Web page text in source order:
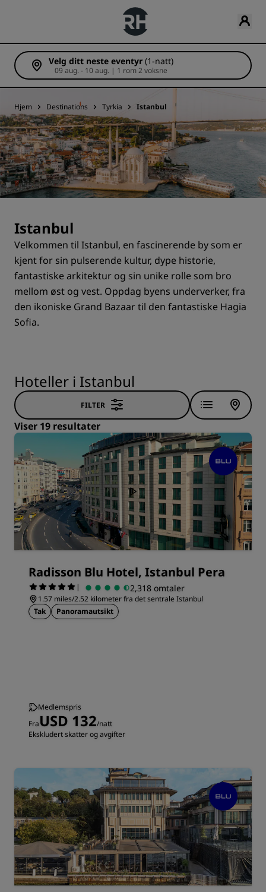
Velg ditt neste eventyr (1-natt)
09 aug. - 10 aug. | 1 rom 2 voksne
Hjem Destinations Tyrkia Istanbul
Istanbul
Velkommen til Istanbul, en fascinerende by som er
kjent for sin pulserende kultur, dype historie,
fantastiske arkitektur og sin unike rolle som bro
mellom øst og vest. Oppdag byens underverker, fra
den ikoniske Grand Bazaar til den fantastiske Hagia
Sofia.
Hoteller i Istanbul
FILTER
Viser 19 resultater
Radisson Blu Hotel, Istanbul Pera
| 2,318 omtaler
1.57 miles/2.52 kilometer fra det sentrale Istanbul
Tak
Panoramautsikt
Medlemspris
FraUSD 132/natt
Ekskludert skatter og avgifter